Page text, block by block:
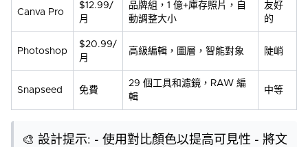
Canva Pro
$12.99/
月
品牌組，1 億+庫存照片，自
動調整大小
友好
的
Photoshop
$20.99/
月
高級編輯，圖層，智能對象 陡峭
Snapseed 免費
29 個工具和濾鏡，RAW 編
輯
中等
🎨 設計提示: - 使用對比顏色以提高可見性 - 將文